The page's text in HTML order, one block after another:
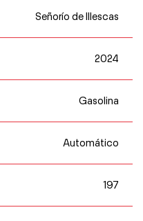
Señorío de Illescas
2024
Gasolina
Automático
197